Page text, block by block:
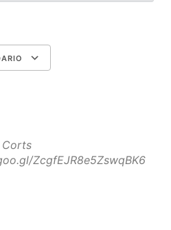
Corts
ZcgfEJR8e5ZswqBK6